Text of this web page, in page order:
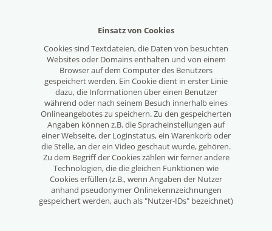
Einsatz von Cookies
Cookies sind Textdateien, die Daten von besuchten
Websites oder Domains enthalten und von einem
Browser auf dem Computer des Benutzers
gespeichert werden. Ein Cookie dient in erster Linie
dazu, die Informationen über einen Benutzer
während oder nach seinem Besuch innerhalb eines
Onlineangebotes zu speichern. Zu den gespeicherten
Angaben können z.B. die Spracheinstellungen auf
einer Webseite, der Loginstatus, ein Warenkorb oder
die Stelle, an der ein Video geschaut wurde, gehören.
Zu dem Begriff der Cookies zählen wir ferner andere
Technologien, die die gleichen Funktionen wie
Cookies erfüllen (z.B., wenn Angaben der Nutzer
anhand pseudonymer Onlinekennzeichnungen
gespeichert werden, auch als "Nutzer-IDs" bezeichnet)